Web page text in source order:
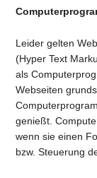
Leider gelten
(Hyper Text
als
Webseiten
genießt.
wenn sie einen
bzw. Steuerung